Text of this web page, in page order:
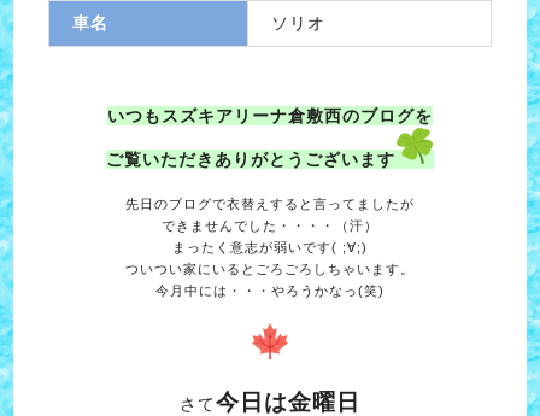
車名 ソリオ
いつもスズキアリーナ倉敷西のブログを
ご覧いただきありがとうございます
先日のブログで衣替えすると言ってましたが
できませんでした・・・・（汗）
まったく意志が弱いです( ;∀;)
ついつい家にいるとごろごろしちゃいます。
今月中には・・・やろうかなっ(笑)
さて今日は金曜日